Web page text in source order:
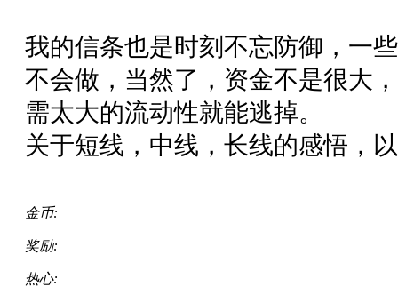
我的信条也是时刻不忘防御，一
不会做，当然了，资金不是很大
需太大的流动性就能逃掉。
关于短线，中线，长线的感悟，
金币:
奖励:
热心: